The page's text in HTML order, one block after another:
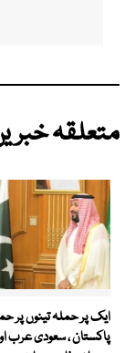
متعلقہ
ایک پر حملہ تینوں پر
پاکستان ، سعودی عرب